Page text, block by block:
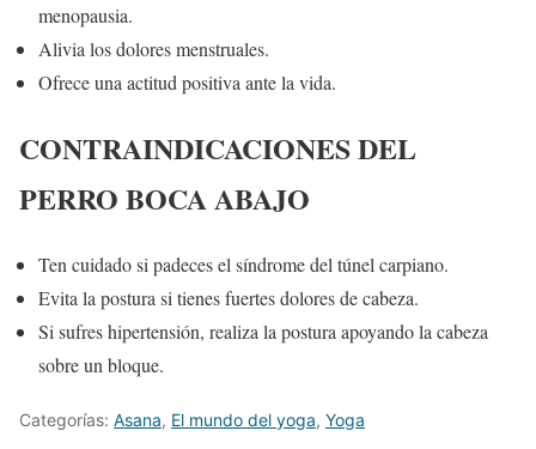
menopausia.
Alivia los dolores menstruales.
Ofrece una actitud positiva ante la vida.
CONTRAINDICACIONES DEL
PERRO BOCA ABAJO
Ten cuidado si padeces el síndrome del túnel carpiano.
Evita la postura si tienes fuertes dolores de cabeza.
Si sufres hipertensión, realiza la postura apoyando la cabeza
sobre un bloque.
Categorías: Asana, El mundo del yoga, Yoga